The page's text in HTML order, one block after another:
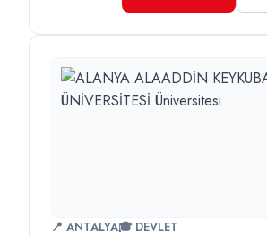
📍 ANTALYA🎓 DEVLET